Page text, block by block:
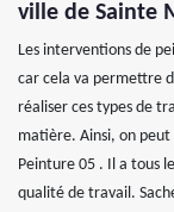
ville de Sainte
Les interventions de
car cela va permettre
réaliser ces types de
matière. Ainsi, on peut
Peinture 05 . Il a tous
qualité de travail.